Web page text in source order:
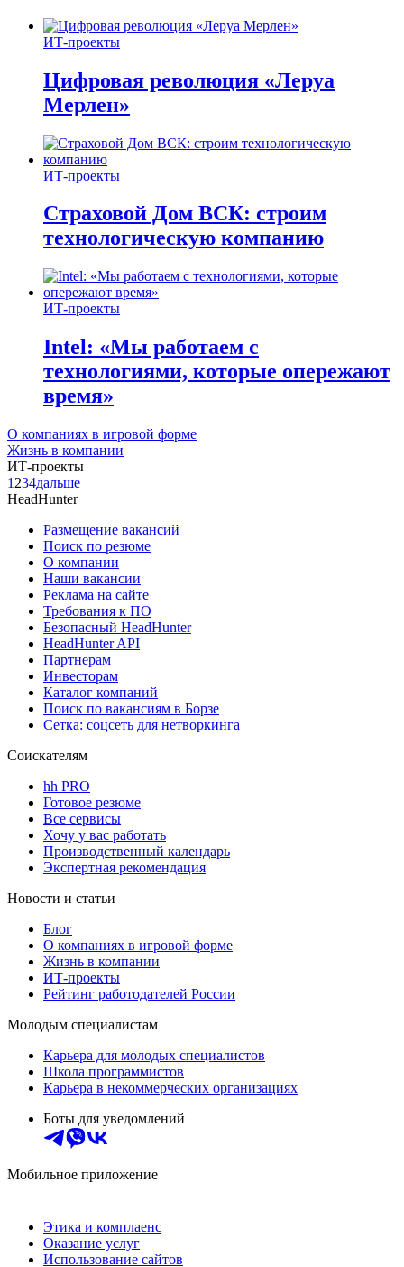
ИТ-проекты
Цифровая революция «Леруа
Мерлен»
ИТ-проекты
Страховой Дом ВСК: строим
технологическую компанию
ИТ-проекты
Intel: «Мы работаем с
технологиями, которые опережают
время»
О компаниях в игровой форме
Жизнь в компании
ИТ-проекты
1 234дальше
HeadHunter
Размещение вакансий
Поиск по резюме
О компании
Наши вакансии
Реклама на сайте
Требования к ПО
Безопасный HeadHunter
HeadHunter API
Партнерам
Инвесторам
Каталог компаний
Поиск по вакансиям в Борзе
Сетка: соцсеть для нетворкинга
Соискателям
hh PRO
Готовое резюме
Все сервисы
Хочу у вас работать
Производственный календарь
Экспертная рекомендация
Новости и статьи
Блог
О компаниях в игровой форме
Жизнь в компании
ИТ-проекты
Рейтинг работодателей России
Молодым специалистам
Карьера для молодых специалистов
Школа программистов
Карьера в некоммерческих организациях
Боты для уведомлений
Мобильное приложение
Этика и комплаенс
Оказание услуг
Использование сайтов